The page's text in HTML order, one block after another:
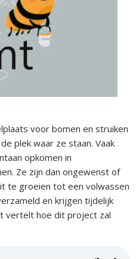
voor bomen en struiken
plek waar ze staan. Vaak
opkomen in
Ze zijn dan ongewenst of
te groeien tot een volwassen
en krijgen tijdelijk
vertelt hoe dit project zal